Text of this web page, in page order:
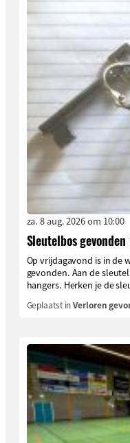
za. 8 aug. 2026 om 10:00
Sleutelbos
Op vrijdagavond is in de
gevonden. Aan de
hangers. Herken je de
Geplaatst inVerloren